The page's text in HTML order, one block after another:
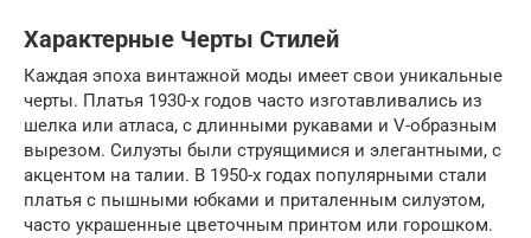
Характерные Черты Стилей
Каждая эпоха винтажной моды имеет свои уникальные
черты. Платья 1930-х годов часто изготавливались из
шелка или атласа, с длинными рукавами и V-образным
вырезом. Силуэты были струящимися и элегантными, с
акцентом на талии. В 1950-х годах популярными стали
платья с пышными юбками и приталенным силуэтом,
часто украшенные цветочным принтом или горошком.